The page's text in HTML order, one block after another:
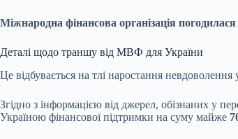
Міжнародна фінансова організація
Деталі щодо траншу від МВФ для України
Це відбувається на тлі наростання
Згідно з інформацією від джерел, обізнаних у
Україною фінансової підтримки на суму майже